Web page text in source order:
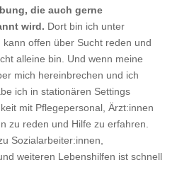
die auch gerne
wird. Dort bin ich unter
offen über Sucht reden und
alleine bin. Und wenn meine
mich hereinbrechen und ich
ich in stationären Settings
mit Pflegepersonal, Ärzt:innen
zu reden und Hilfe zu erfahren.
Sozialarbeiter:innen,
weiteren Lebenshilfen ist schnell